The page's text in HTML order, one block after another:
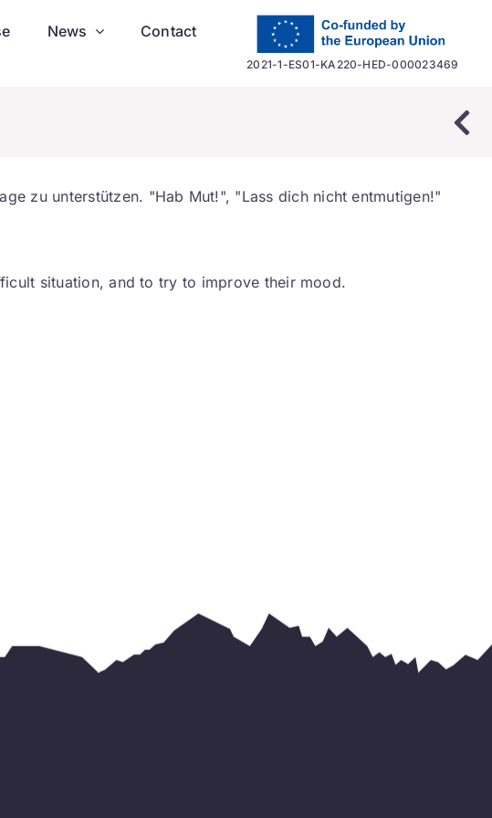
News
Contact
2021-1-ES01-KA220-HED-000023469
zu unterstützen. "Hab Mut!", "Lass dich nicht entmutigen!"
situation, and to try to improve their mood.